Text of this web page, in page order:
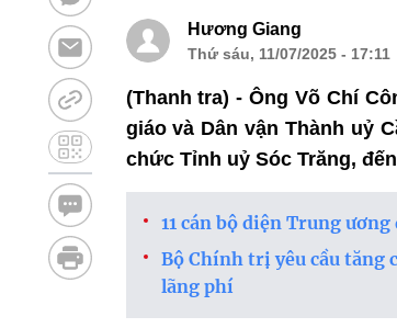
Hương Giang
Thứ sáu, 11/07/2025 - 17:11
(Thanh tra) - Ông Võ Chí
giáo và Dân vận Thành uỷ
chức Tỉnh uỷ Sóc Trăng,
11 cán bộ diện Trung
Bộ Chính trị yêu cầu tăng
lãng phí